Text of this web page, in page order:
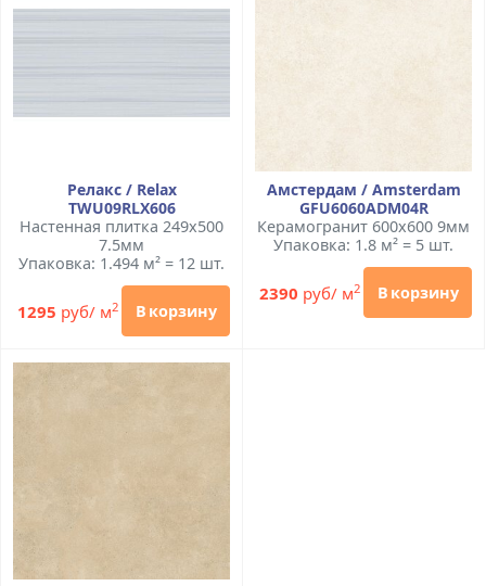
Релакс / Relax
TWU09RLX606
Настенная плитка 249x500
7.5мм
Упаковка: 1.494 м² = 12 шт.
1295 руб/ м2 В корзину
Амстердам / Amsterdam
GFU6060ADM04R
Керамогранит 600x600 9мм
Упаковка: 1.8 м² = 5 шт.
2390 руб/ м2 В корзину